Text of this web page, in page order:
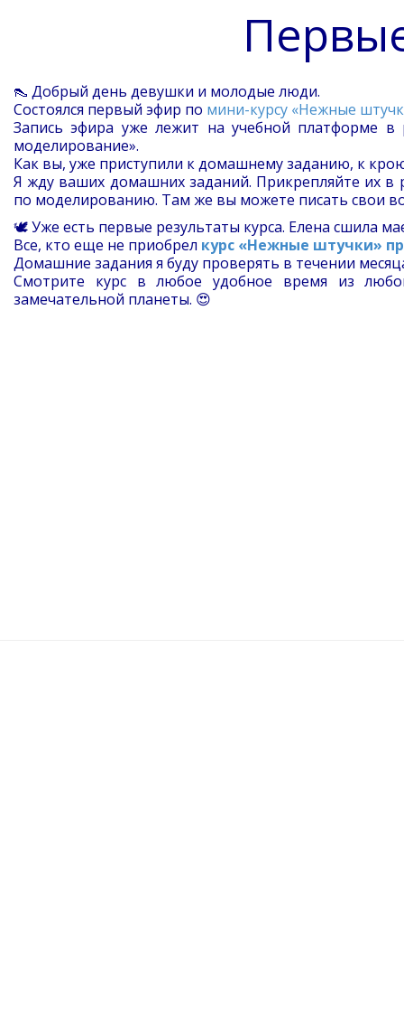
👠 Добрый день девушки и молодые люди.
Состоялся первый эфир по мини-курсу «Нежные
Запись эфира уже лежит на учебной платформе в
моделирование».
Как вы, уже приступили к домашнему заданию, к
Я жду ваших домашних заданий. Прикрепляйте их в
по моделированию. Там же вы можете писать свои
🕊 Уже есть первые результаты курса. Елена сшила
Все, кто еще не приобрел курс «Нежные штучки»
Домашние задания я буду проверять в течении
Смотрите курс в любое удобное время из
замечательной планеты. 😍